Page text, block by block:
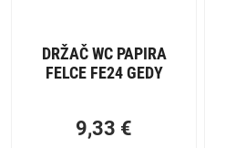
DRŽAČ WC PAPIRA
FELCE FE24 GEDY
9,33 €